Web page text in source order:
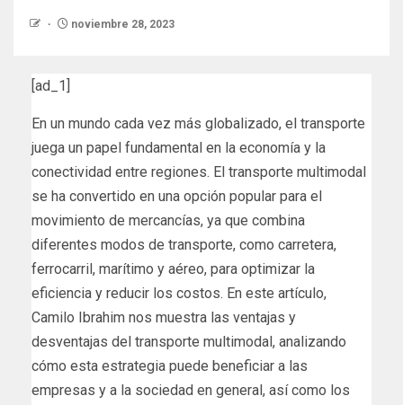
noviembre 28, 2023
[ad_1]
En un mundo cada vez más globalizado, el transporte
juega un papel fundamental en la economía y la
conectividad entre regiones. El transporte multimodal
se ha convertido en una opción popular para el
movimiento de mercancías, ya que combina
diferentes modos de transporte, como carretera,
ferrocarril, marítimo y aéreo, para optimizar la
eficiencia y reducir los costos. En este artículo,
Camilo Ibrahim nos muestra las ventajas y
desventajas del transporte multimodal, analizando
cómo esta estrategia puede beneficiar a las
empresas y a la sociedad en general, así como los